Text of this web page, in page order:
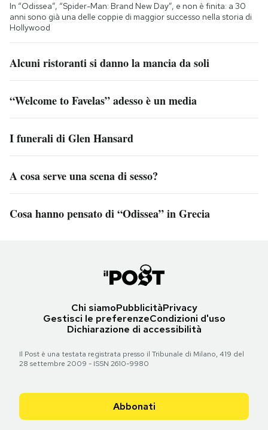
In “Odissea”, “Spider-Man: Brand New Day”, e non è finita: a 30
anni sono già una delle coppie di maggior successo nella storia di
Hollywood
Alcuni ristoranti si danno la mancia da soli
“Welcome to Favelas” adesso è un media
I funerali di Glen Hansard
A cosa serve una scena di sesso?
Cosa hanno pensato di “Odissea” in Grecia
Chi siamoPubblicitàPrivacy
Gestisci le preferenzeCondizioni d'uso
Dichiarazione di accessibilità
Il Post è una testata registrata presso il Tribunale di Milano, 419 del
28 settembre 2009 - ISSN 2610-9980
Abbonati